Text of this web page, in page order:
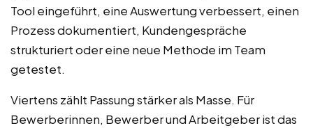
Tool eingeführt, eine Auswertung verbessert, einen
Prozess dokumentiert, Kundengespräche
strukturiert oder eine neue Methode im Team
getestet.
Viertens zählt Passung stärker als Masse. Für
Bewerberinnen, Bewerber und Arbeitgeber ist das